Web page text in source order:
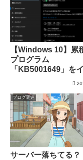
【Windows 10】累
プログラム
「KB5001649」を
ブログ関連
サーバー落ちてる